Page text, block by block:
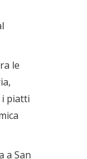
le
piatti
a San